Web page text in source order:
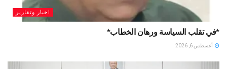
اخبار وتقارير
*في تقلب السياسة ورهان الخطاب*
أغسطس 6, 2026